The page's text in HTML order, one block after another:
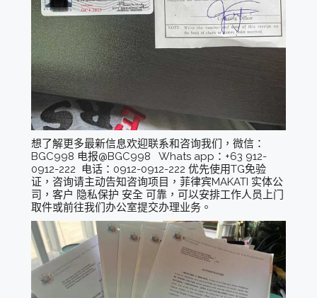
想了解更多最新信息欢迎联系和咨询我们，微信：
BGC998 电报@BGC998 Whats app：+63 912-
0912-222 电话：0912-0912-222 优先使用TG免验
证，咨询请主动告知咨询项目，菲律宾MAKATI 实体公
司，客户 隐私保护 安全 可靠，可以安排工作人员上门
取件或前往我们办公室提交办理业务。